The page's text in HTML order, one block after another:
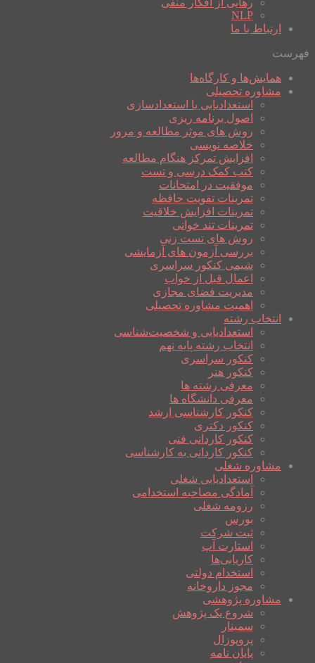
رهایی از افکار منفی
NLP
ارتباط با ما
فهرست
همایش‌ها و کارگاه‌ها
مشاوره تحصیلی
استعدادیابی یا استعدادسازی
اصول برنامه ریزی
روش های موثر مطالعه و مرور
خلاصه نویسی
افزایش تمرکز هنگام مطالعه
کتب کمک درسی و تست
موفقیت در امتحانات
تمرینات تقویت حافظه
تمرینات افزایش خلاقیت
تمرینات تند خوانی
روش های تست زنی
بررسی آزمون های آزمایشی
شیمی کنکور سراسری
اعمال قبل از خواب
مدیریت فضای مجازی
اهمیت مشاوره تحصیلی
انتخاب رشته
استعدادیابی و شخصیت‌شناسی
انتخاب رشته پایه نهم
کنکور سراسری
کنکور هنر
معرفی رشته ها
معرفی دانشگاه ها
کنکور کارشناسی ارشد
کنکور دکتری
کنکور کاردانی فنی
کنکور کاردانی به کارشناسی
مشاوره شغلی
استعدادیابی شغلی
آمادگی مصاحبه استخدامی
رزومه شغلی
بورس
ثبت شرکت
استارت آپ
کاریابی‌ها
استخدام دولتی
مجوز داروخانه
مشاوره پژوهشی
شروع یک پژوهش
سمینار
پروپوزال
پایان نامه